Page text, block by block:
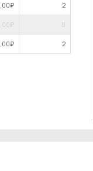
,00₽ 2
,00₽ 0
,00₽ 2